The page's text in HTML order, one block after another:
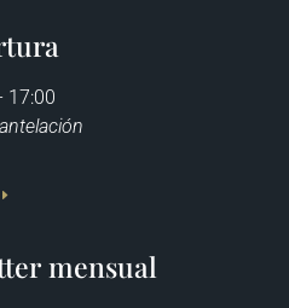
17:00
mensual